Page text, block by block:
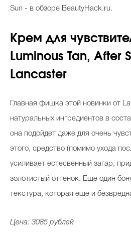
Sun - в обзоре BeautyHack.ru.
Крем для
Luminous Tan, After
Lancaster
Главная фишка этой новинки от
натуральных ингредиентов в
она подойдет даже для очень
этого, средство (помимо ухода
усиливает естесвенный загар,
золотистый оттенок. Еще один
текстура, которая еще и
Цена: 3085 рублей